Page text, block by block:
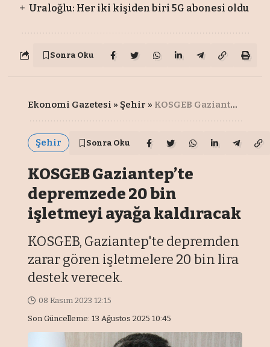
Uraloğlu: Her iki kişiden biri 5G abonesi oldu
Sonra Oku
Ekonomi Gazetesi » Şehir » KOSGEB Gaziantep’te depremzede 20 bin işletmeyi ayağa kaldıracak
Şehir Sonra Oku
KOSGEB Gaziantep’te
depremzede 20 bin
işletmeyi ayağa kaldıracak
KOSGEB, Gaziantep'te depremden
zarar gören işletmelere 20 bin lira
destek verecek.
Son Güncelleme: 13 Ağustos 2025 10:45
08 Kasım 2023 12:15